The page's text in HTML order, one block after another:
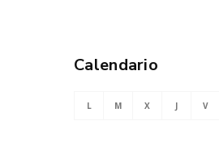
Calendario
L M X J V